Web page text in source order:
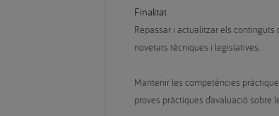
Finalitat
Repassar i actualitzar els
novetats tècniques i legislatives.
Mantenir les competències
proves pràctiques d’avaluació